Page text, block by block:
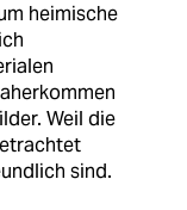
heimische
Weil die
sind.